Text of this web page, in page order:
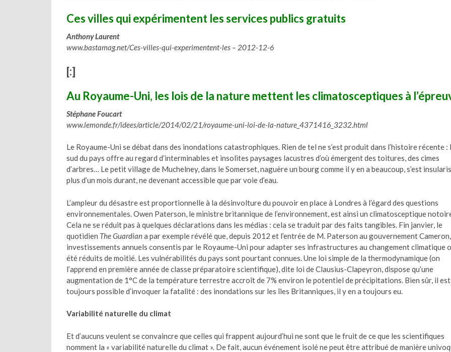
Ces villes qui expérimentent les services publics gratuits
Anthony Laurent
www.bastamag.net/Ces-villes-qui-experimentent-les – 2012-12-6
[:]
Au Royaume-Uni, les lois de la nature mettent les climatosceptiques à
Stéphane Foucart
www.lemonde.fr/idees/article/2014/02/21/royaume-uni-loi-de-la-nature_4371416_3232.html
Le Royaume-Uni se débat dans des inondations catastrophiques. Rien de tel ne s’est produit dans l’histoire récente :
sud du pays offre au regard d’interminables et insolites paysages lacustres d’où émergent des toitures, des cimes
d’arbres… Le petit village de Muchelney, dans le Somerset, naguère un bourg comme il y en a beaucoup, s’est
plus d’un mois durant, ne devenant accessible que par voie d’eau.
L’ampleur du désastre est proportionnelle à la désinvolture du pouvoir en place à Londres à l’égard des questions
environnementales. Owen Paterson, le ministre britannique de l’environnement, est ainsi un climatosceptique
Cela ne se réduit pas à quelques déclarations dans les médias : cela se traduit par des faits tangibles. Fin janvier, le
quotidien The Guardiana par exemple révélé que, depuis 2012 et l’entrée de M. Paterson au gouvernement
investissements annuels consentis par le Royaume-Uni pour adapter ses infrastructures au changement climatique
été réduits de moitié. Les vulnérabilités du pays sont pourtant connues. Une loi simple de la thermodynamique (on
l’apprend en première année de classe préparatoire scientifique), dite loi de Clausius-Clapeyron, dispose qu’une
augmentation de 1°C de la température terrestre accroît de 7% environ le potentiel de précipitations. Bien sûr, il est
toujours possible d’invoquer la fatalité : des inondations sur les îles Britanniques, il y en a toujours eu.
Variabilité naturelle du climat
Et d’aucuns veulent se convaincre que celles qui frappent aujourd’hui ne sont que le fruit de ce que les scientifiques
nomment la « variabilité naturelle du climat ». De fait, aucun événement isolé ne peut être attribué de manière